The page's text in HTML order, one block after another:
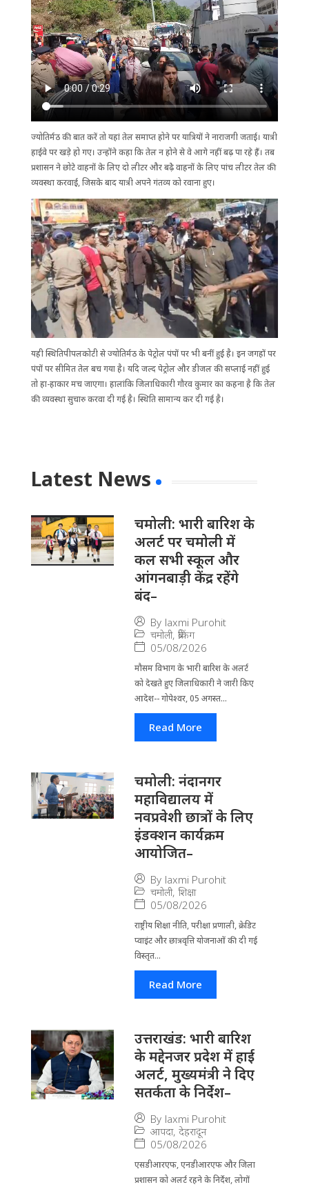
ज्योतिर्मठ की बात करें तो यहां तेल समाप्त होने पर यात्रियों ने नाराजगी जताई। यात्री
हाईवे पर खड़े हो गए। उन्होंने कहा कि तेल न होने से वे आगे नहीं बढ़ पा रहे हैं। तब
प्रशासन ने छोटे वाहनों के लिए दो लीटर और बढ़ेे वाहनों के लिए पांच लीटर तेल की
व्यवस्था करवाई, जिसके बाद यात्री अपने गंतव्य को रवाना हुए।
यही ​स्थितिपीपलकोटी से ज्योतिर्मठ के पेट्रोल पंपों पर भी बनीं हुई है। इन जगहों पर
पंपों पर सीमित तेल बच गया है। यदि जल्द पेट्रोल और डीजल की सप्लाई नहीं हुई
तो हा-हाकार मच जाएगा। हालांकि जिला​धिकारी गौरव कुमार का कहना है कि तेल
की व्यवस्था सुचारु करवा दी गई है। ​स्थिति सामान्य कर दी गई है।
Latest News
चमोली: भारी बारिश के
अलर्ट पर चमोली में
कल सभी स्कूल और
आंगनबाड़ी केंद्र रहेंगे
बंद–
By laxmi Purohit
चमोली, ब्रेकिंग
05/08/2026
मौसम विभाग के भारी बारिश के अलर्ट
को देखते हुए जिला​धिकारी ने जारी किए
आदेश-- गोपेश्वर, 05 अगस्त...
Read More
चमोली: नंदानगर
महाविद्यालय में
नवप्रवेशी छात्रों के लिए
इंडक्शन कार्यक्रम
आयोजित–
By laxmi Purohit
चमोली, शिक्षा
05/08/2026
राष्ट्रीय शिक्षा नीति, परीक्षा प्रणाली, क्रेडिट
प्वाइंट और छात्रवृत्ति योजनाओं की दी गई
विस्तृत...
Read More
उत्तराखंड: भारी बारिश
के मद्देनजर प्रदेश में हाई
अलर्ट, मुख्यमंत्री ने दिए
सतर्कता के निर्देश–
By laxmi Purohit
आपदा, देहरादून
05/08/2026
एसडीआरएफ, एनडीआरएफ और जिला
प्रशासन को अलर्ट रहने के निर्देश, लोगों